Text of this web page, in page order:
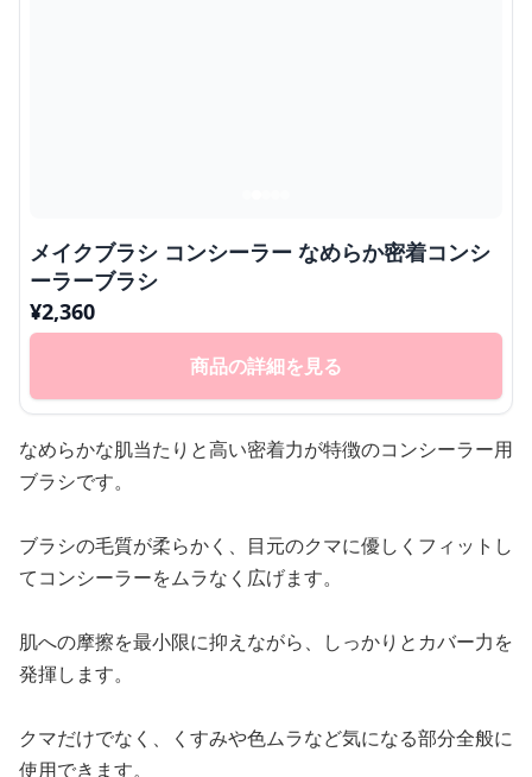
メイクブラシ コンシーラー なめらか密着コンシ
ーラーブラシ
¥2,360
商品の詳細を見る
なめらかな肌当たりと高い密着力が特徴のコンシーラー用
ブラシです。
ブラシの毛質が柔らかく、目元のクマに優しくフィットし
てコンシーラーをムラなく広げます。
肌への摩擦を最小限に抑えながら、しっかりとカバー力を
発揮します。
クマだけでなく、くすみや色ムラなど気になる部分全般に
使用できます。